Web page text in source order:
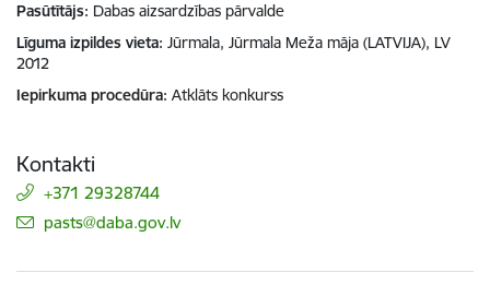
Pasūtītājs Dabas aizsardzības pārvalde
Līguma izpildes vieta Jūrmala, Jūrmala Meža māja (LATVIJA), LV
2012
Iepirkuma procedūra Atklāts konkurss
Kontakti
+371 29328744
E-pasts:
pasts@daba.gov.lv